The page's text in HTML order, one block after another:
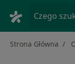
Czego
Strona Główna